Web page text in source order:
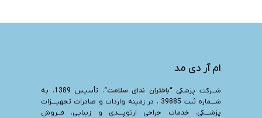
ام آر دی مد
شـــرکت پزشکی “باختران ندای سلامت
“، تأسیس 1389، به
شــــماره ثبت 39885 ، در زمینه واردات و صادرات تجهیــــزات
پزشــــکی، خدمات جراحی ارتوپــــدی و زیبایی، فـــروش